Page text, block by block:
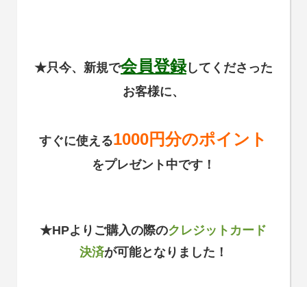
★只今、新規で会員登録してくださった
お客様に、
すぐに使える1000円分のポイント
をプレゼント中です！
★HPよりご購入の際のクレジットカード
決済が可能となりました！